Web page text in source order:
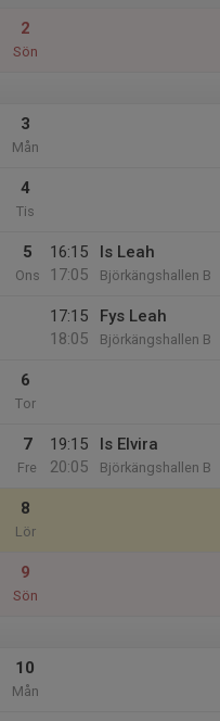
2
Sön
3
Mån
4
Tis
5
Ons
16:15
17:05
Is Leah
Björkängshallen B
17:15
18:05
Fys Leah
Björkängshallen B
6
Tor
7
Fre
19:15
20:05
Is Elvira
Björkängshallen B
8
Lör
9
Sön
10
Mån